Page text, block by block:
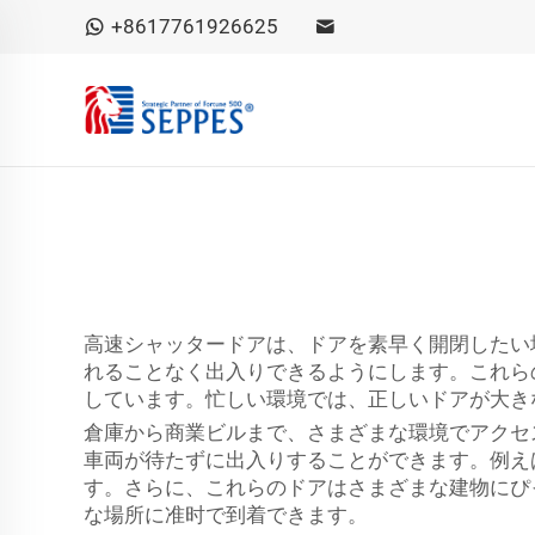
+8617761926625
高速シャッタードアは、ドアを素早く開閉した
れることなく出入りできるようにします。これ
しています。忙しい環境では、正しいドアが大
倉庫から商業ビルまで、さまざまな環境でアク
車両が待たずに出入りすることができます。例
す。さらに、これらのドアはさまざまな建物に
な場所に准时で到着できます。